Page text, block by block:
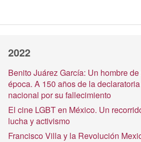
2022
Benito Juárez García: Un hombre de
época. A 150 años de la
nacional por su fallecimiento
El cine LGBT en México. Un
lucha y activismo
Francisco Villa y la Revolución